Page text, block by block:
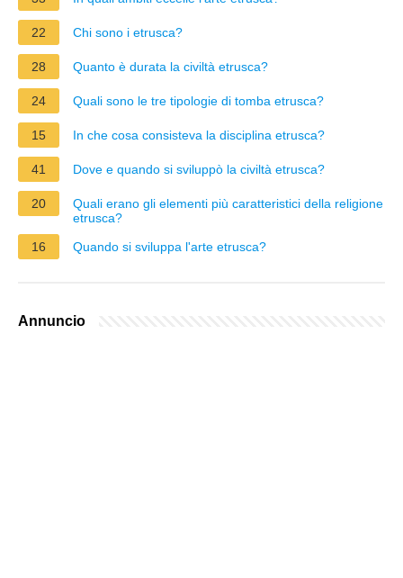
22 Chi sono i etrusca?
28 Quanto è durata la civiltà etrusca?
24 Quali sono le tre tipologie di tomba etrusca?
15 In che cosa consisteva la disciplina etrusca?
41 Dove e quando si sviluppò la civiltà etrusca?
20
Quali erano gli elementi più caratteristici della religione
etrusca?
16
Quando si sviluppa l'arte etrusca?
Annuncio